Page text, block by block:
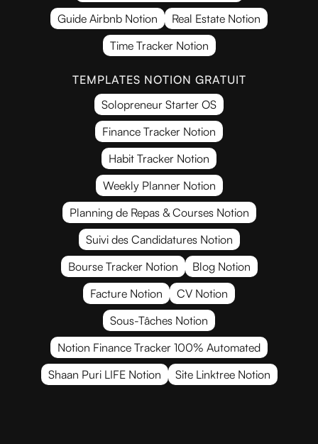
Guide Airbnb Notion
Real Estate Notion
Time Tracker Notion
TEMPLATES NOTION GRATUIT
Solopreneur Starter OS
Finance Tracker Notion
Habit Tracker Notion
Weekly Planner Notion
Planning de Repas & Courses Notion
Suivi des Candidatures Notion
Bourse Tracker Notion
Blog Notion
Facture Notion
CV Notion
Sous-Tâches Notion
Notion Finance Tracker 100% Automated
Shaan Puri LIFE Notion
Site Linktree Notion